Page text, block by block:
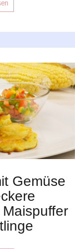
Gemüse